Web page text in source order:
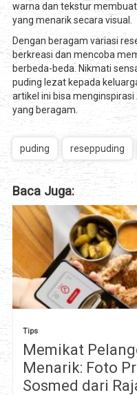
warna dan tekstur
yang menarik secara visual.
Dengan beragam variasi
berkreasi dan mencoba
berbeda-beda. Nikmati
puding lezat kepada
artikel ini bisa
yang beragam.
puding reseppuding
Baca Juga:
Tips
Memikat
Menarik: Foto
Sosmed dari